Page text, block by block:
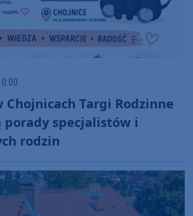
Chojnicach Targi Rodzinne
porady specjalistów i
rodzin